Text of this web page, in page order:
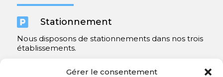
Gérer le consentement
 Stationnement
Nous disposons de stationnements dans nos trois
établissements.